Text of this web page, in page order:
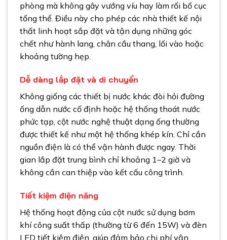
phòng mà không gây vướng víu hay làm rối bố cục
tổng thể. Điều này cho phép các nhà thiết kế nội
thất linh hoạt sắp đặt và tận dụng những góc
chết như hành lang, chân cầu thang, lối vào hoặc
khoảng tường hẹp.
Dễ dàng lắp đặt và di chuyển
Không giống các thiết bị nước khác đòi hỏi đường
ống dẫn nước cố định hoặc hệ thống thoát nước
phức tạp, cột nước nghệ thuật dạng ống thường
được thiết kế như một hệ thống khép kín. Chỉ cần
nguồn điện là có thể vận hành được ngay. Thời
gian lắp đặt trung bình chỉ khoảng 1–2 giờ và
không cần can thiệp vào kết cấu công trình.
Tiết kiệm điện năng
Hệ thống hoạt động của cột nước sử dụng bơm
khí công suất thấp (thường từ 6 đến 15W) và đèn
LED tiết kiệm điện, giúp đảm bảo chi phí vận